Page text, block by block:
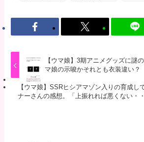
【ウマ娘】3期アニメグッズに謎
マ娘の示唆かそれとも衣装違い？
【ウマ娘】SSRヒシアマゾン入りの育成し
ナーさんの感想。「上振れれば悪くない・・